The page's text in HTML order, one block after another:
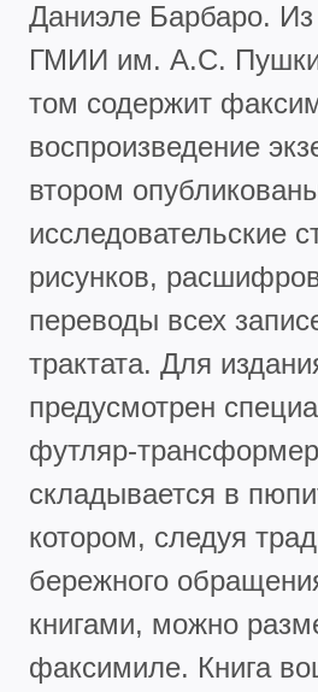
Даниэле Барбаро.
ГМИИ им. А.С.
том содержит
воспроизведение
втором
исследовательские
рисунков,
переводы всех
трактата. Для
предусмотрен
футляр-
складывается в
котором, следуя
бережного
книгами, можно
факсимиле. Книга